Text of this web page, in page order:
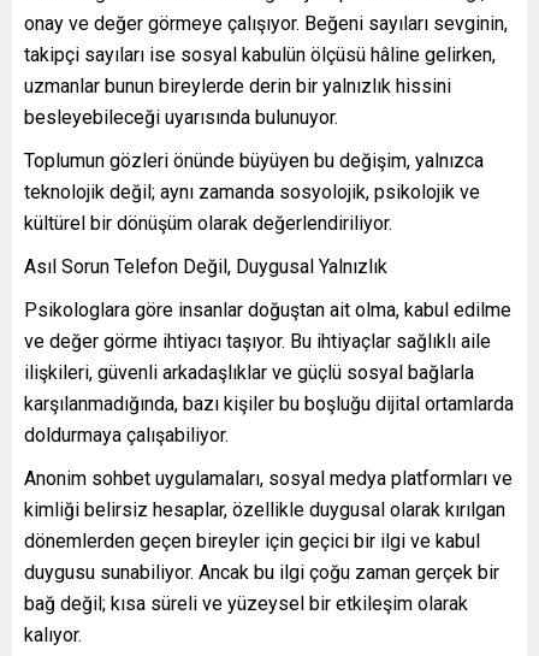
onay ve değer görmeye çalışıyor. Beğeni sayıları sevginin,
takipçi sayıları ise sosyal kabulün ölçüsü hâline gelirken,
uzmanlar bunun bireylerde derin bir yalnızlık hissini
besleyebileceği uyarısında bulunuyor.
Toplumun gözleri önünde büyüyen bu değişim, yalnızca
teknolojik değil; aynı zamanda sosyolojik, psikolojik ve
kültürel bir dönüşüm olarak değerlendiriliyor.
Asıl Sorun Telefon Değil, Duygusal Yalnızlık
Psikologlara göre insanlar doğuştan ait olma, kabul edilme
ve değer görme ihtiyacı taşıyor. Bu ihtiyaçlar sağlıklı aile
ilişkileri, güvenli arkadaşlıklar ve güçlü sosyal bağlarla
karşılanmadığında, bazı kişiler bu boşluğu dijital ortamlarda
doldurmaya çalışabiliyor.
Anonim sohbet uygulamaları, sosyal medya platformları ve
kimliği belirsiz hesaplar, özellikle duygusal olarak kırılgan
dönemlerden geçen bireyler için geçici bir ilgi ve kabul
duygusu sunabiliyor. Ancak bu ilgi çoğu zaman gerçek bir
bağ değil; kısa süreli ve yüzeysel bir etkileşim olarak
kalıyor.